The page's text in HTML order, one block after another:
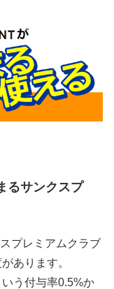
るサンクスプ
プレミアムクラブ
あります。
う付与率0.5%か